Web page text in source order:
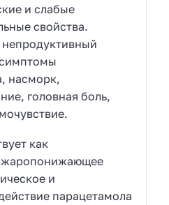
и слабые
свойства.
насморк,
головная боль,
как
жаропонижающее
и
парацетамола